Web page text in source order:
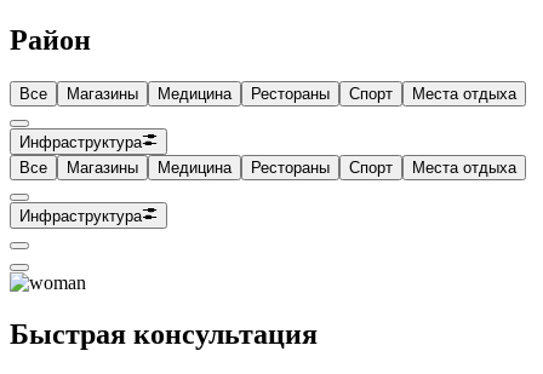
Район
Все Магазины Медицина Рестораны Спорт Места отдыха
Инфраструктура
Все
Магазины Медицина Рестораны Спорт Места отдыха
Инфраструктура
Быстрая консультация